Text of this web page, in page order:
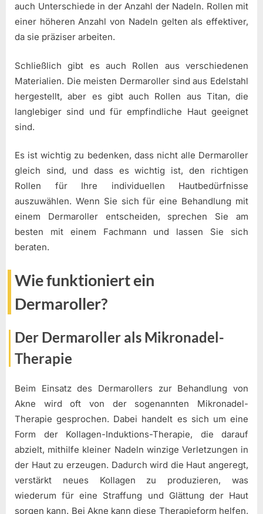
auch Unterschiede in der Anzahl der Nadeln. Rollen mit
einer höheren Anzahl von Nadeln gelten als effektiver,
da sie präziser arbeiten.
Schließlich gibt es auch Rollen aus verschiedenen
Materialien. Die meisten Dermaroller sind aus Edelstahl
hergestellt, aber es gibt auch Rollen aus Titan, die
langlebiger sind und für empfindliche Haut geeignet
sind.
Es ist wichtig zu bedenken, dass nicht alle Dermaroller
gleich sind, und dass es wichtig ist, den richtigen
Rollen für Ihre individuellen Hautbedürfnisse
auszuwählen. Wenn Sie sich für eine Behandlung mit
einem Dermaroller entscheiden, sprechen Sie am
besten mit einem Fachmann und lassen Sie sich
beraten.
Wie funktioniert ein
Dermaroller?
Der Dermaroller als Mikronadel-
Therapie
Beim Einsatz des Dermarollers zur Behandlung von
Akne wird oft von der sogenannten Mikronadel-
Therapie gesprochen. Dabei handelt es sich um eine
Form der Kollagen-Induktions-Therapie, die darauf
abzielt, mithilfe kleiner Nadeln winzige Verletzungen in
der Haut zu erzeugen. Dadurch wird die Haut angeregt,
verstärkt neues Kollagen zu produzieren, was
wiederum für eine Straffung und Glättung der Haut
sorgen kann. Bei Akne kann diese Therapieform helfen,